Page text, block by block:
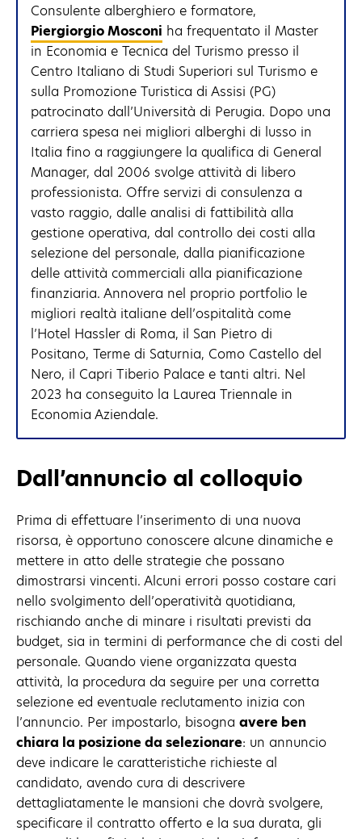
Consulente alberghiero e formatore,
Piergiorgio Mosconi ha frequentato il Master
in Economia e Tecnica del Turismo presso il
Centro Italiano di Studi Superiori sul Turismo e
sulla Promozione Turistica di Assisi (PG)
patrocinato dall’Università di Perugia. Dopo una
carriera spesa nei migliori alberghi di lusso in
Italia fino a raggiungere la qualifica di General
Manager, dal 2006 svolge attività di libero
professionista. Offre servizi di consulenza a
vasto raggio, dalle analisi di fattibilità alla
gestione operativa, dal controllo dei costi alla
selezione del personale, dalla pianificazione
delle attività commerciali alla pianificazione
finanziaria. Annovera nel proprio portfolio le
migliori realtà italiane dell’ospitalità come
l’Hotel Hassler di Roma, il San Pietro di
Positano, Terme di Saturnia, Como Castello del
Nero, il Capri Tiberio Palace e tanti altri. Nel
2023 ha conseguito la Laurea Triennale in
Economia Aziendale.
Dall’annuncio al colloquio
Prima di effettuare l’inserimento di una nuova
risorsa, è opportuno conoscere alcune dinamiche e
mettere in atto delle strategie che possano
dimostrarsi vincenti. Alcuni errori posso costare cari
nello svolgimento dell’operatività quotidiana,
rischiando anche di minare i risultati previsti da
budget, sia in termini di performance che di costi del
personale. Quando viene organizzata questa
attività, la procedura da seguire per una corretta
selezione ed eventuale reclutamento inizia con
l’annuncio. Per impostarlo, bisogna avere ben
chiara la posizione da selezionare: un annuncio
deve indicare le caratteristiche richieste al
candidato, avendo cura di descrivere
dettagliatamente le mansioni che dovrà svolgere,
specificare il contratto offerto e la sua durata, gli